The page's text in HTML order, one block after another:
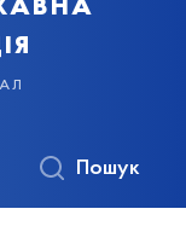
Пошук